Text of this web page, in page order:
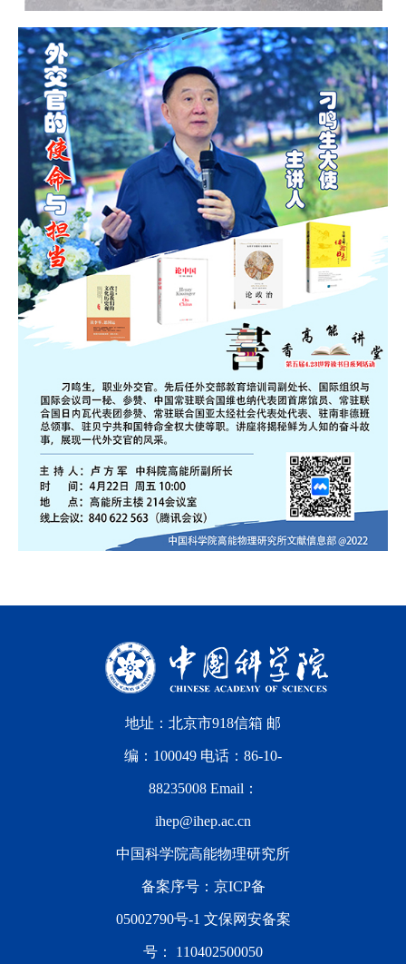
地址：北京市918信箱 邮
编：100049 电话：86-10-
88235008 Email：
ihep@ihep.ac.cn
中国科学院高能物理研究所
备案序号： 京ICP备
05002790号-1 文保网安备案
号： 110402500050